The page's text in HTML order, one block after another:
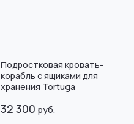
Подростковая кровать-
корабль с ящиками для
хранения Tortuga
32 300 руб.